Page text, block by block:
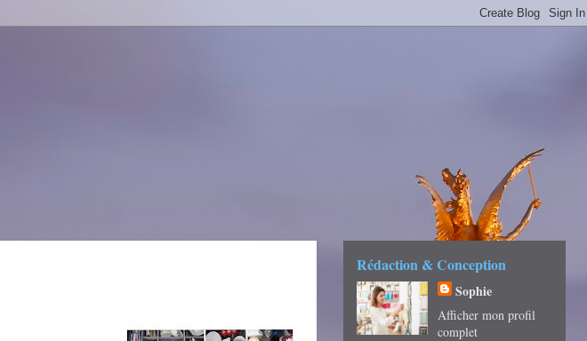
- BIEN-ÊTRE - POSITIVITÉ -
Rédaction & Conception
Sophie
Afficher mon profil
complet